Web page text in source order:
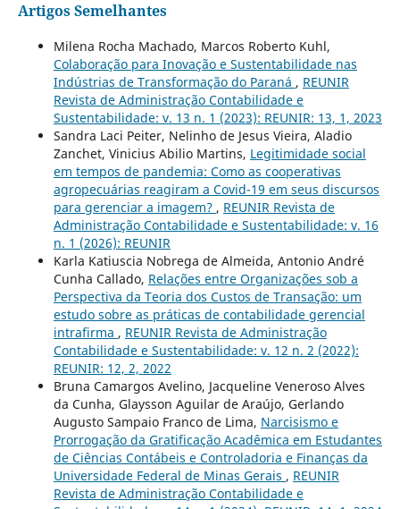
Artigos Semelhantes
Milena Rocha Machado, Marcos Roberto Kuhl,
Colaboração para Inovação e Sustentabilidade nas
Indústrias de Transformação do Paraná , REUNIR
Revista de Administração Contabilidade e
Sustentabilidade: v. 13 n. 1 (2023): REUNIR: 13, 1, 2023
Sandra Laci Peiter, Nelinho de Jesus Vieira, Aladio
Zanchet, Vinicius Abilio Martins, Legitimidade social
em tempos de pandemia: Como as cooperativas
agropecuárias reagiram a Covid-19 em seus discursos
para gerenciar a imagem? , REUNIR Revista de
Administração Contabilidade e Sustentabilidade: v. 16
n. 1 (2026): REUNIR
Karla Katiuscia Nobrega de Almeida, Antonio André
Cunha Callado, Relações entre Organizações sob a
Perspectiva da Teoria dos Custos de Transação: um
estudo sobre as práticas de contabilidade gerencial
intrafirma , REUNIR Revista de Administração
Contabilidade e Sustentabilidade: v. 12 n. 2 (2022):
REUNIR: 12, 2, 2022
Bruna Camargos Avelino, Jacqueline Veneroso Alves
da Cunha, Glaysson Aguilar de Araújo, Gerlando
Augusto Sampaio Franco de Lima, Narcisismo e
Prorrogação da Gratificação Acadêmica em Estudantes
de Ciências Contábeis e Controladoria e Finanças da
Universidade Federal de Minas Gerais , REUNIR
Revista de Administração Contabilidade e